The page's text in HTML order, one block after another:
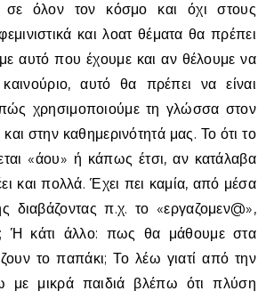
σε όλον τον κόσμο και όχι στους
και λοατ θέματα θα πρέπει
αυτό που έχουμε και αν θέλουμε να
καινούριο, αυτό θα πρέπει να είναι
χρησιμοποιούμε τη γλώσσα στον
στην καθημερινότητά μας. Το ότι το
«άου» ή κάπως έτσι, αν κατάλαβα
και πολλά. Έχει πει καμία, από μέσα
διαβάζοντας π.χ. το «εργαζομεν@»,
Ή κάτι άλλο: πως θα μάθουμε στα
το παπάκι; Το λέω γιατί από την
μικρά παιδιά βλέπω ότι πλύση